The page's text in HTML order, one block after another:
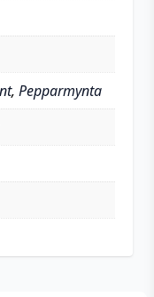
, Pepparmynta